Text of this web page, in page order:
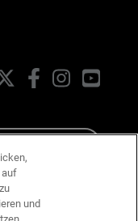
FacebookInstagram
auf
und